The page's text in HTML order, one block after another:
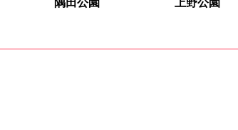
隅田公園 上野公園